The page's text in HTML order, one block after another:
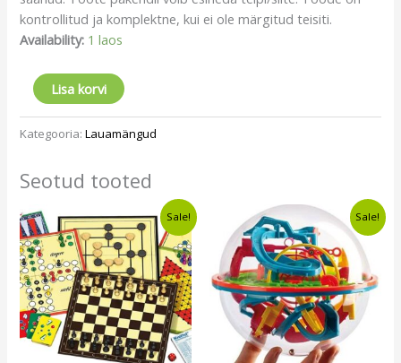
kontrollitud ja komplektne, kui ei ole märgitud teisiti.
Availability: 1 laos
Lisa korvi
Kategooria:Lauamängud
Seotud tooted
Sale!
hind
oli:
€23,39.
Current
price
is:
€19,49.
Sale!
Algne
hind
oli:
€10,70.
Current
price
€8,99.